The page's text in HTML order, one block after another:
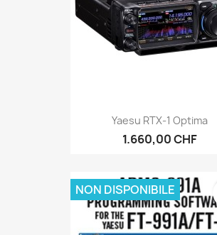
Yaesu RTX-1 Optima
1.660,00 CHF
NON DISPONIBILE